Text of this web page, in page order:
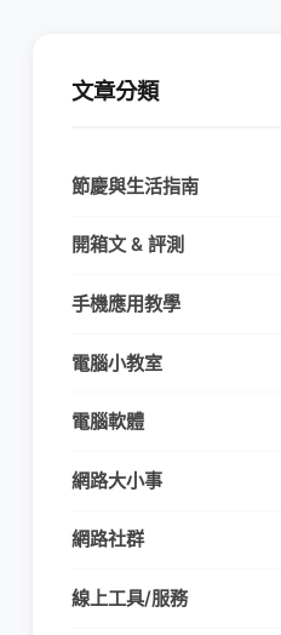
文章分類
節慶與生活指南
開箱文 & 評測
手機應用教學
電腦小教室
電腦軟體
網路大小事
網路社群
線上工具/服務